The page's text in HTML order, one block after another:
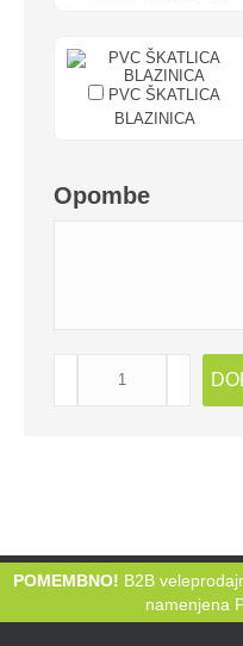
PVC ŠKATLICA
BLAZINICA
Opombe
POMEMBNO! B2B
namenjena